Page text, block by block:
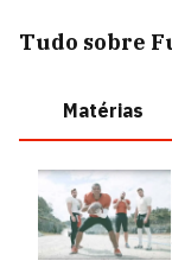
Tudo sobre
Matérias